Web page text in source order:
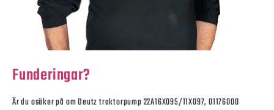
Funderingar?
Är du osäker på omDeutz traktorpump 22A16X095/11X097, 01176000